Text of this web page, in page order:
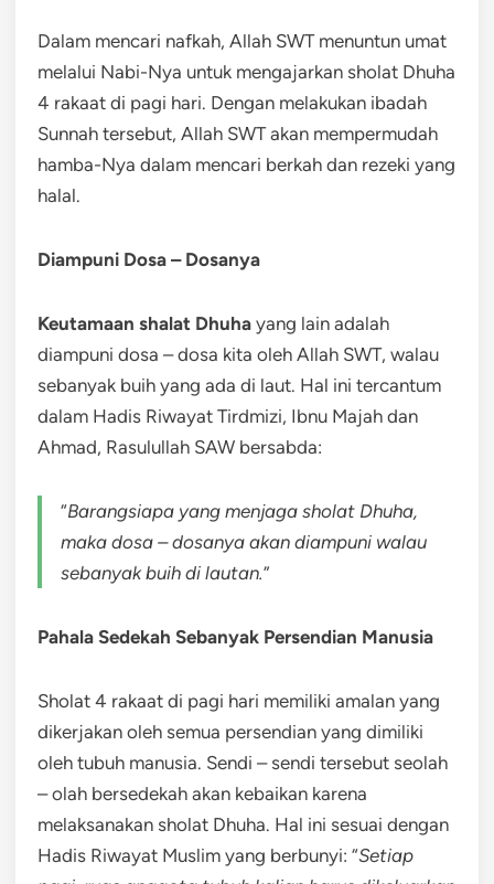
Dalam mencari nafkah, Allah SWT menuntun umat
melalui Nabi-Nya untuk mengajarkan sholat Dhuha
4 rakaat di pagi hari. Dengan melakukan ibadah
Sunnah tersebut, Allah SWT akan mempermudah
hamba-Nya dalam mencari berkah dan rezeki yang
halal.
Diampuni Dosa – Dosanya
Keutamaan shalat Dhuha yang lain adalah
diampuni dosa – dosa kita oleh Allah SWT, walau
sebanyak buih yang ada di laut. Hal ini tercantum
dalam Hadis Riwayat Tirdmizi, Ibnu Majah dan
Ahmad, Rasulullah SAW bersabda:
“Barangsiapa yang menjaga sholat Dhuha,
maka dosa – dosanya akan diampuni walau
sebanyak buih di lautan.”
Pahala Sedekah Sebanyak Persendian Manusia
Sholat 4 rakaat di pagi hari memiliki amalan yang
dikerjakan oleh semua persendian yang dimiliki
oleh tubuh manusia. Sendi – sendi tersebut seolah
– olah bersedekah akan kebaikan karena
melaksanakan sholat Dhuha. Hal ini sesuai dengan
Hadis Riwayat Muslim yang berbunyi: “Setiap